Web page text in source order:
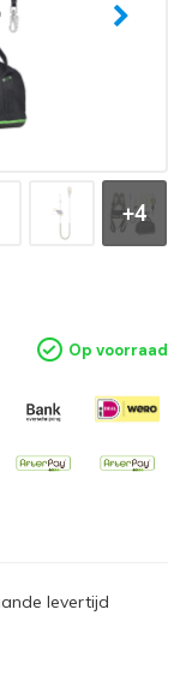
+4
Op voorraad
levertijd